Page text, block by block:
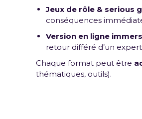
Jeux de rôle & serious
conséquences
Version en ligne
retour différé d’un expert
Chaque format peut être
thématiques, outils).